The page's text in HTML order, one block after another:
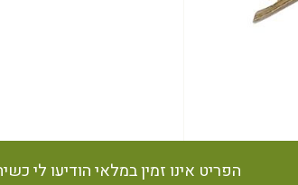
הפריט אינו זמין במלאי הודיעו לי